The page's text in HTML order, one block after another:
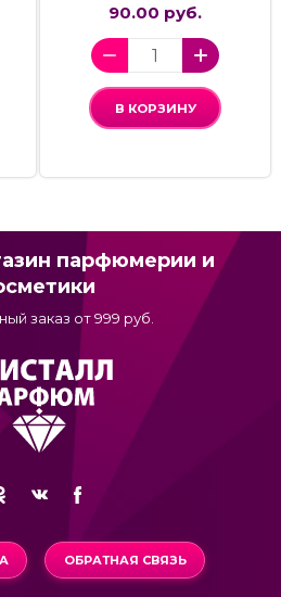
90.00 руб.
В КОРЗИНУ
парфюмерии и
заказ от 999 руб.
ОБРАТНАЯ СВЯЗЬ